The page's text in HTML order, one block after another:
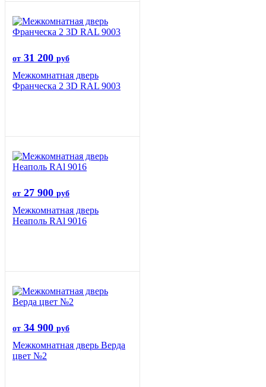
от 31 200 руб
Межкомнатная дверь
Франческа 2 3D RAL 9003
от 27 900 руб
Межкомнатная дверь
Неаполь RAl 9016
от 34 900 руб
Межкомнатная дверь Верда
цвет №2